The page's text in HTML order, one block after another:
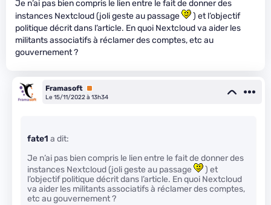
Je n’ai pas bien compris le lien entre le fait de donner des
instances Nextcloud (joli geste au passage
) et l’objectif
politique décrit dans l’article. En quoi Nextcloud va aider les
militants associatifs à réclamer des comptes, etc au
gouvernement ?
Framasoft Premium
Le 15/11/2022 à 13h34
fate1 a dit:
Je n’ai pas bien compris le lien entre le fait de donner des
instances Nextcloud (joli geste au passage
) et
l’objectif politique décrit dans l’article. En quoi Nextcloud
va aider les militants associatifs à réclamer des comptes,
etc au gouvernement ?